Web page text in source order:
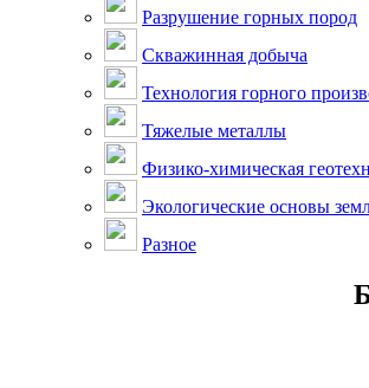
Разрушение горных пород
Скважинная добыча
Технология горного
Тяжелые металлы
Физико-химическая
Экологические основы
Разное